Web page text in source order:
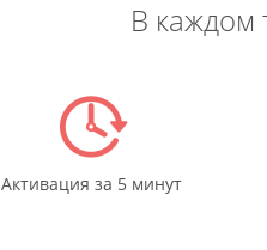
В каждом
Активация за 5 минут